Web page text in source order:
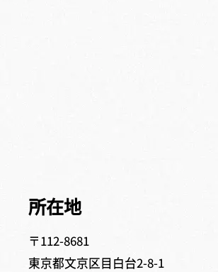
所在地
〒112-8681
東京都文京区目白台2-8-1